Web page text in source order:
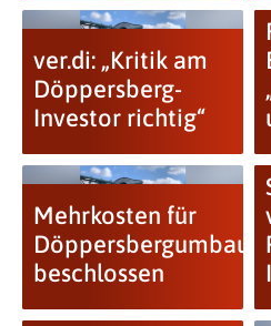
ver.di: „Kritik am
Döppersberg-
Investor richtig“
Mehrkosten für
Döppersbergumbau
beschlossen